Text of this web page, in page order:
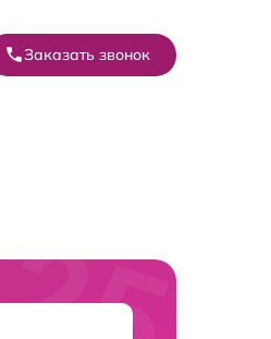
Заказать звонок